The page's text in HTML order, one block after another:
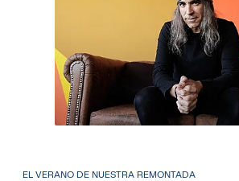
EL VERANO DE NUESTRA REMONTADA